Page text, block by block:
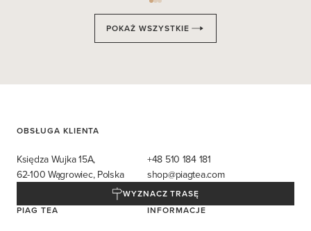
POKAŻ WSZYSTKIE
OBSŁUGA KLIENTA
Księdza Wujka 15A,
62-100 Wągrowiec, Polska
+48 510 184 181
shop@piagtea.com
WYZNACZ TRASĘ
PIAG TEA
INFORMACJE